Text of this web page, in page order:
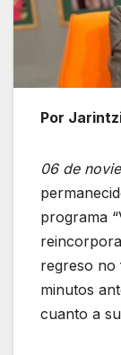
Por
06 de
programa
regreso no
minutos
cuanto a